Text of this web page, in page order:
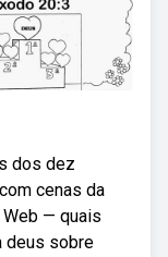
dos dez
cenas da
— quais
deus sobre